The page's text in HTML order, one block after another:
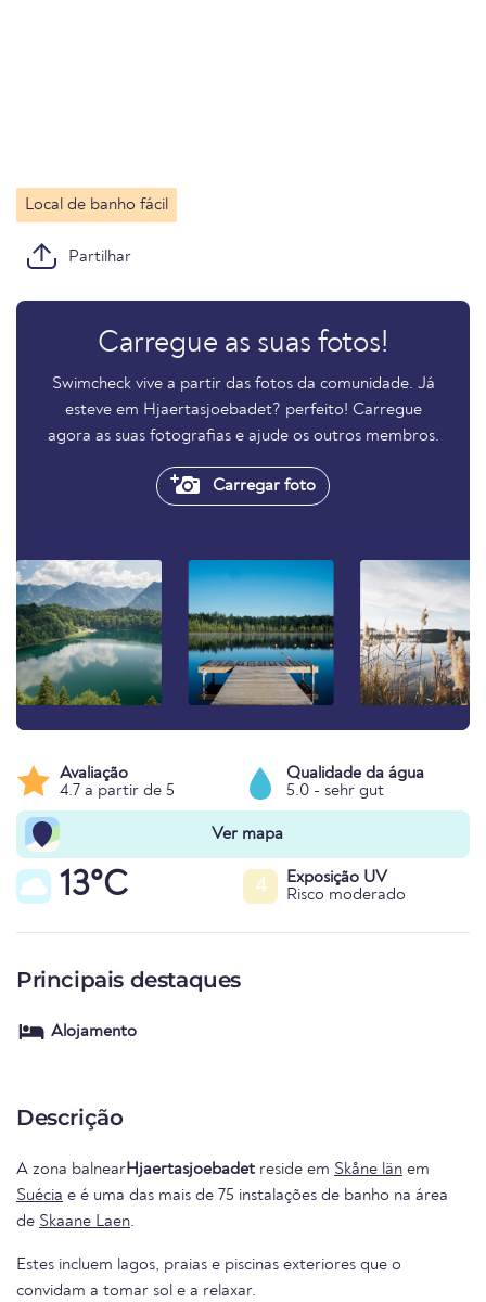
Local de banho fácil
Partilhar
Carregue as suas fotos!
Swimcheck vive a partir das fotos da comunidade. Já
esteve em Hjaertasjoebadet? perfeito! Carregue
agora as suas fotografias e ajude os outros membros.
Carregar foto
Avaliação
4.7 a partir de 5
Qualidade da água
5.0 - sehr gut
Ver mapa
13°C 4
Exposição UV
Risco moderado
Principais destaques
Alojamento
Descrição
A zona balnearHjaertasjoebadet reside em Skåne län em
Suécia e é uma das mais de 75 instalações de banho na área
de Skaane Laen.
Estes incluem lagos, praias e piscinas exteriores que o
convidam a tomar sol e a relaxar.